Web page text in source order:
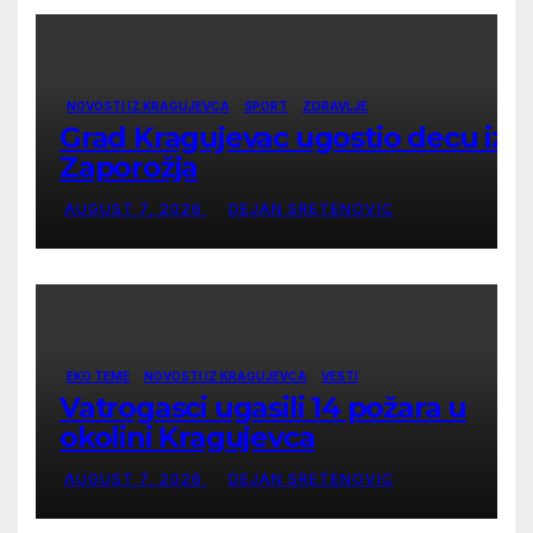
NOVOSTI IZ KRAGUJEVCA SPORT ZDRAVLJE
Grad Kragujevac ugostio decu iz
Zaporožja
AUGUST 7, 2026 DEJAN SRETENOVIC
EKO TEME NOVOSTI IZ KRAGUJEVCA VESTI
Vatrogasci ugasili 14 požara u
okolini Kragujevca
AUGUST 7, 2026 DEJAN SRETENOVIC